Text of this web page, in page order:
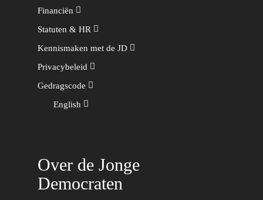
Financiën
Statuten & HR
Kennismaken met de JD
Privacybeleid
Gedragscode
English
Over de Jonge
Democraten